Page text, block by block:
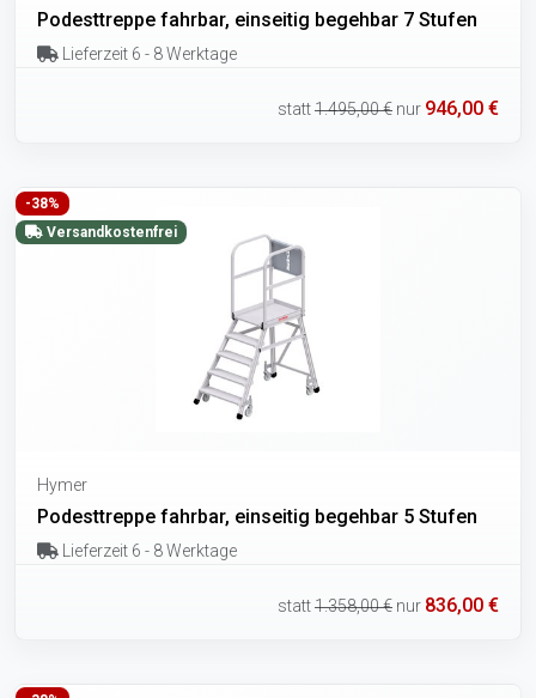
Podesttreppe fahrbar, einseitig begehbar 7 Stufen
Lieferzeit 6 - 8 Werktage
statt1.495,00 € nur 946,00 €
-38%
Versandkostenfrei
Hymer
Podesttreppe fahrbar, einseitig begehbar 5 Stufen
Lieferzeit 6 - 8 Werktage
statt1.358,00 € nur 836,00 €